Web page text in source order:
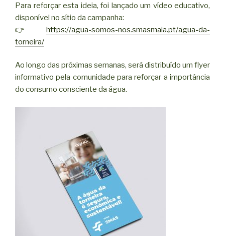
Para reforçar esta ideia, foi lançado um vídeo educativo,
disponível no sítio da campanha:
👉 https://agua-somos-nos.smasmaia.pt/agua-da-
torneira/
Ao longo das próximas semanas, será distribuído um flyer
informativo pela comunidade para reforçar a importância
do consumo consciente da água.